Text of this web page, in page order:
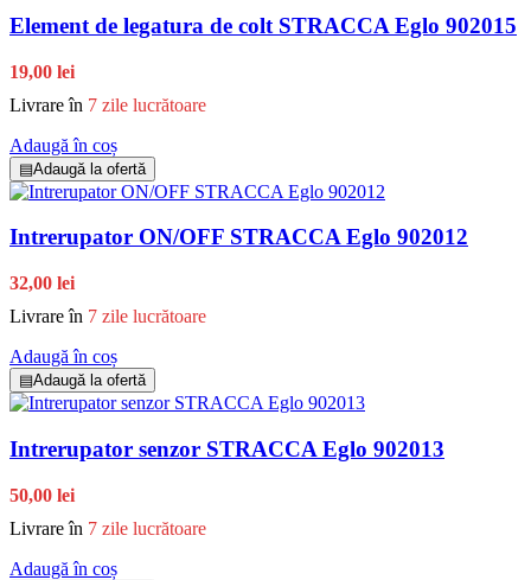
Element de legatura de colt STRACCA Eglo 902015
19,00 lei
Livrare în 7 zile lucrătoare
Adaugă în coș
▤Adaugă la ofertă
Intrerupator ON/OFF STRACCA Eglo 902012
32,00 lei
Livrare în 7 zile lucrătoare
Adaugă în coș
▤Adaugă la ofertă
Intrerupator senzor STRACCA Eglo 902013
50,00 lei
Livrare în 7 zile lucrătoare
Adaugă în coș